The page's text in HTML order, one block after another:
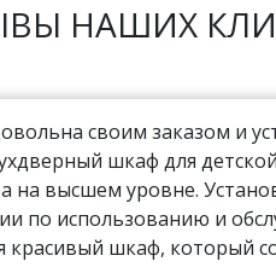
НАШИХ
своим заказом и
шкаф для
на высшем уровне.
по использованию и
красивый шкаф, который